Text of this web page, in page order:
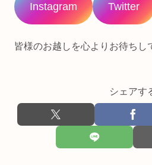
Instagram Twitter
皆様のお越しを心よりお待ちし
シェアす